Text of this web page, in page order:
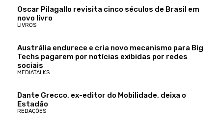
Oscar Pilagallo revisita cinco séculos de Brasil em
novo livro
LIVROS
Austrália endurece e cria novo mecanismo para Big
Techs pagarem por notícias exibidas por redes
sociais
MEDIATALKS
Dante Grecco, ex-editor do Mobilidade, deixa o
Estadão
REDAÇÕES